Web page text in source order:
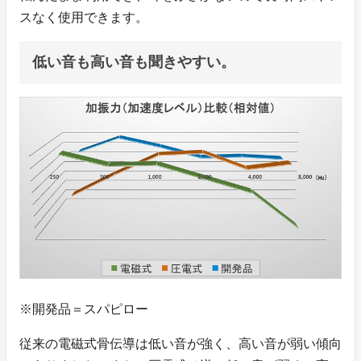
スなく使用できます。
低い音も高い音も聞きやすい。
※開発品＝スパピロー
従来の電磁式骨伝導は低い音が強く、高い音が弱い傾向